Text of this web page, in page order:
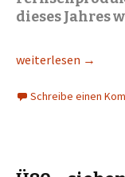
dieses Jahres
Fritz Umgelter zum
weiterlesen →
Schreibe einen